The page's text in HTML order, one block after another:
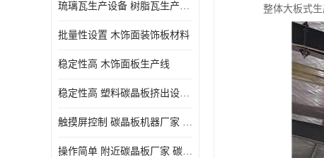
琉璃瓦生产设备 树脂瓦生产设备
批量性设置 木饰面装饰板材料
稳定性高 木饰面板生产线
稳定性高 塑料碳晶板挤出设备 碳晶板设备
触摸屏控制 碳晶板机器厂家 碳晶板全屋装修的利和弊
操作简单 附近碳晶板厂家 碳晶板机器厂家
整体大板式